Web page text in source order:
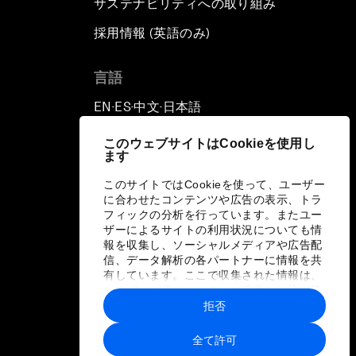
このウェブサイトはCookieを使用し
ます
このサイトではCookieを使って、ユーザー
に合わせたコンテンツや広告の表示、トラ
フィックの分析を行っています。またユー
ザーによるサイトの利用状況についても情
報を収集し、ソーシャルメディアや広告配
信、データ解析の各パートナーに情報を共
有しています。ここで収集された情報は、
ユーザーが各パートナーに提供した他の情
報や各パートナーのサービスを使用した際
に収集された情報と組み合わされ、各パー
トナーによって使用されることがありま
す。
全て許可
拒否
サステナビリティへの取り組み
採用情報 (英語のみ)
言語
EN ▪ ES▪中文▪ 日本語